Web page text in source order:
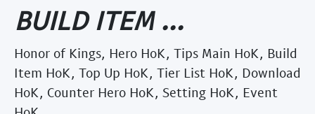
BUILD ITEM ...
Honor of Kings, Hero HoK, Tips Main HoK, Build
Item HoK, Top Up HoK, Tier List HoK, Download
HoK, Counter Hero HoK, Setting HoK, Event